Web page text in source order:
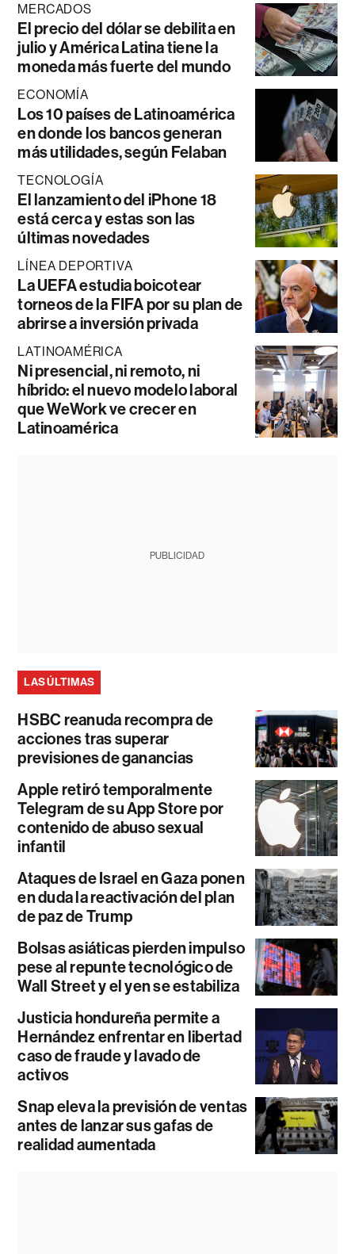
MERCADOS
El precio del dólar se debilita en
julio y América Latina tiene la
moneda más fuerte del mundo
ECONOMÍA
Los 10 países de Latinoamérica
en donde los bancos generan
más utilidades, según Felaban
TECNOLOGÍA
El lanzamiento del iPhone 18
está cerca y estas son las
últimas novedades
LÍNEA DEPORTIVA
La UEFA estudia boicotear
torneos de la FIFA por su plan de
abrirse a inversión privada
LATINOAMÉRICA
Ni presencial, ni remoto, ni
híbrido: el nuevo modelo laboral
que WeWork ve crecer en
Latinoamérica
PUBLICIDAD
LAS ÚLTIMAS
HSBC reanuda recompra de
acciones tras superar
previsiones de ganancias
Apple retiró temporalmente
Telegram de su App Store por
contenido de abuso sexual
infantil
Ataques de Israel en Gaza ponen
en duda la reactivación del plan
de paz de Trump
Bolsas asiáticas pierden impulso
pese al repunte tecnológico de
Wall Street y el yen se estabiliza
Justicia hondureña permite a
Hernández enfrentar en libertad
caso de fraude y lavado de
activos
Snap eleva la previsión de ventas
antes de lanzar sus gafas de
realidad aumentada